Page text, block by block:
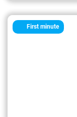
First minute